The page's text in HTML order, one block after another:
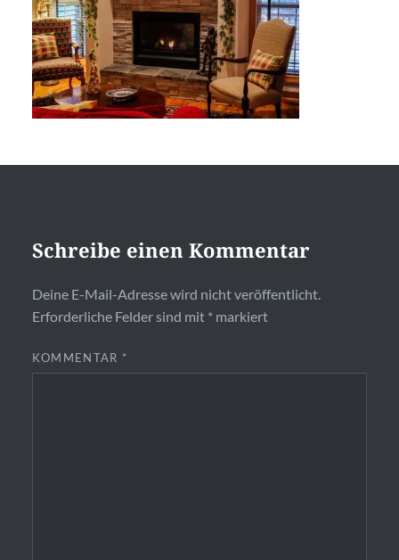
Schreibe einen Kommentar
Deine E-Mail-Adresse wird nicht veröffentlicht.
Erforderliche Felder sind mit *markiert
KOMMENTAR *